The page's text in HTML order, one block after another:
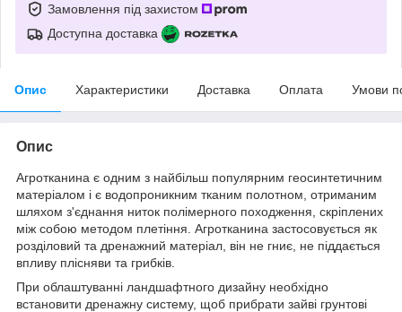
Замовлення під захистом
Доступна доставка
Опис Характеристики Доставка Оплата Умови
Опис
Агротканина є одним з найбільш популярним геосинтетичним
матеріалом і є водопроникним тканим полотном, отриманим
шляхом з'єднання ниток полімерного походження, скріплених
між собою методом плетіння. Агротканина застосовується як
розділовий та дренажний матеріал, він не гниє, не піддається
впливу плісняви та грибків.
При облаштуванні ландшафтного дизайну необхідно
встановити дренажну систему, щоб прибрати зайві грунтові